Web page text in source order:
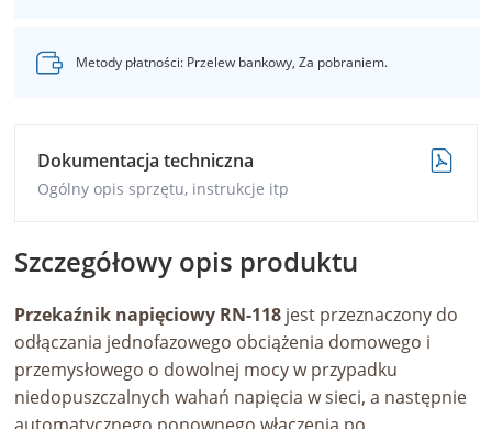
Metody płatności: Przelew bankowy, Za pobraniem.
Dokumentacja techniczna
Ogólny opis sprzętu, instrukcje itp
Szczegółowy opis produktu
Przekaźnik napięciowy RN-118 jest przeznaczony do
odłączania jednofazowego obciążenia domowego i
przemysłowego o dowolnej mocy w przypadku
niedopuszczalnych wahań napięcia w sieci, a następnie